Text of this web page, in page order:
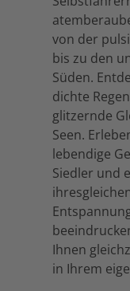
von der
bis zu den
Süden.
dichte
glitzernde
Seen.
lebendige
Siedler und
Ihnen
in Ihrem